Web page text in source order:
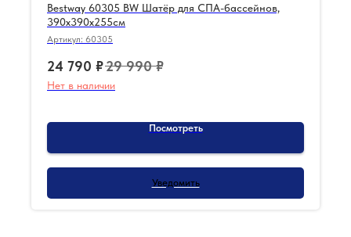
Bestway 60305 BW Шатёр для СПА-бассейнов,
390х390х255см
Артикул: 60305
24 790 ₽29 990 ₽
Нет в наличии
Посмотреть
Уведомить